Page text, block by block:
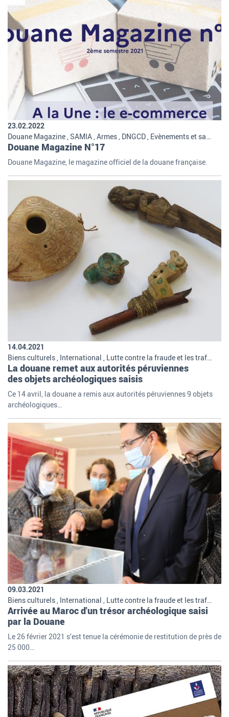
23.02.2022
Douane Magazine N°17
Douane Magazine, le magazine officiel de la douane française.
14.04.2021
La douane remet aux autorités péruviennes
des objets archéologiques saisis
Ce 14 avril, la douane a remis aux autorités péruviennes 9 objets
archéologiques…
09.03.2021
Arrivée au Maroc d'un trésor archéologique saisi
par la Douane
Le 26 février 2021 s’est tenue la cérémonie de restitution de près de
25 000…